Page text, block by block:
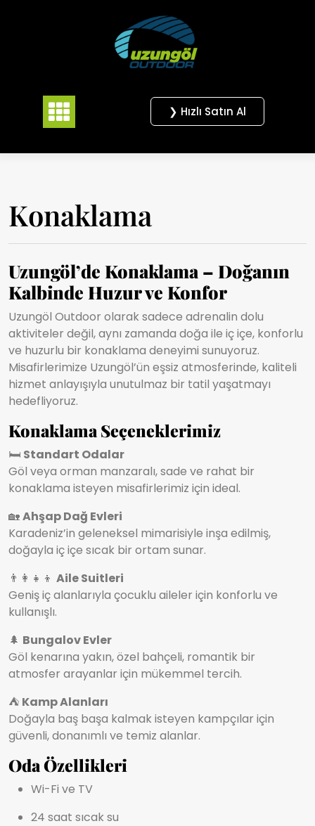
❯ Hızlı Satın Al
Konaklama
Uzungöl’de Konaklama – Doğanın
Kalbinde Huzur ve Konfor
Uzungöl Outdoor olarak sadece adrenalin dolu
aktiviteler değil, aynı zamanda doğa ile iç içe, konforlu
ve huzurlu bir konaklama deneyimi sunuyoruz.
Misafirlerimize Uzungöl’ün eşsiz atmosferinde, kaliteli
hizmet anlayışıyla unutulmaz bir tatil yaşatmayı
hedefliyoruz.
Konaklama Seçeneklerimiz
🛏️ Standart Odalar
Göl veya orman manzaralı, sade ve rahat bir
konaklama isteyen misafirlerimiz için ideal.
🏡Ahşap Dağ Evleri
Karadeniz’in geleneksel mimarisiyle inşa edilmiş,
doğayla iç içe sıcak bir ortam sunar.
👨‍👩‍👧‍👦 Aile Suitleri
Geniş iç alanlarıyla çocuklu aileler için konforlu ve
kullanışlı.
🌲 Bungalov Evler
Göl kenarına yakın, özel bahçeli, romantik bir
atmosfer arayanlar için mükemmel tercih.
⛺ Kamp Alanları
Doğayla baş başa kalmak isteyen kampçılar için
güvenli, donanımlı ve temiz alanlar.
Oda Özellikleri
Wi-Fi ve TV
24 saat sıcak su